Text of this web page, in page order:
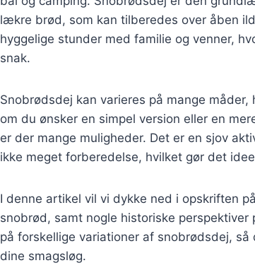
lækre brød, som kan tilberedes over åben
hyggelige stunder med familie og venner,
snak.
Snobrødsdej kan varieres på mange
om du ønsker en simpel version eller en
er der mange muligheder. Det er en sjov
ikke meget forberedelse, hvilket gør det
I denne artikel vil vi dykke ned i opskriften
snobrød, samt nogle historiske
på forskellige variationer af snobrødsdej,
dine smagsløg.